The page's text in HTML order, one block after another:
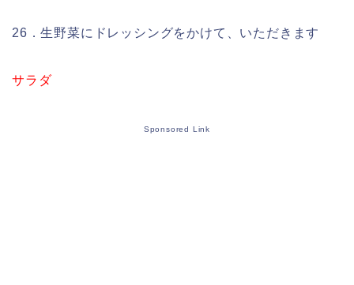
26．生野菜にドレッシングをかけて、いただきます
サラダ
Sponsored Link